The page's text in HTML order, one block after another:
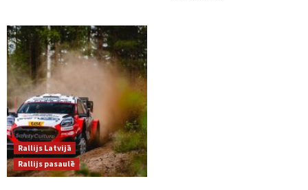
Rallijs Latvijā
Rallijs pasaulē